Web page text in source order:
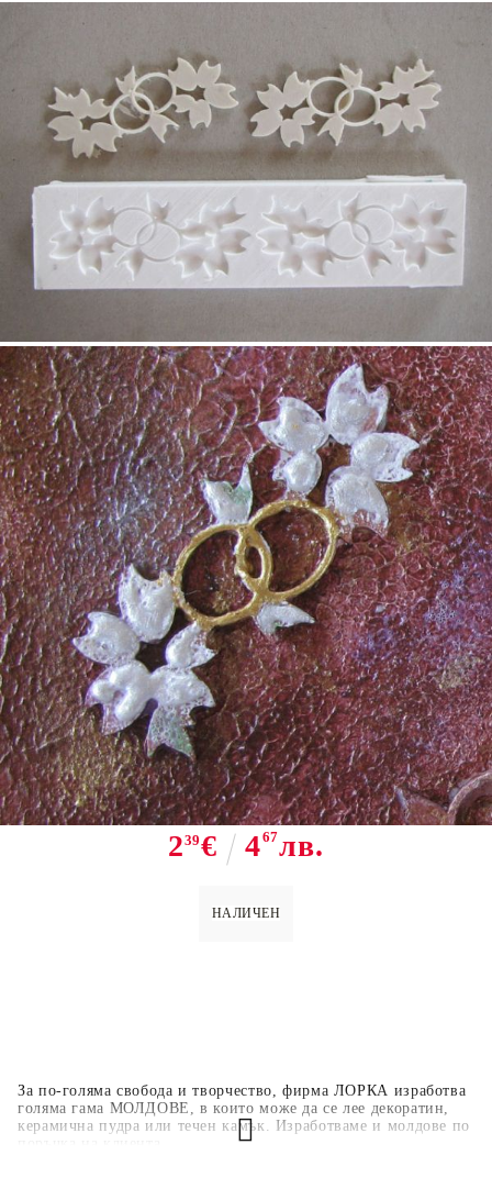
Share Tweet
M 4 Силиконов молд - флорален
мотив
239€ 467лв.
НАЛИЧЕН
За по-голяма свобода и творчество, фирма ЛОРКА изработва
голяма гама МОЛДОВЕ, в които може да се лее декоратин,
керамична пудра или течен камък. Изработваме и молдове по